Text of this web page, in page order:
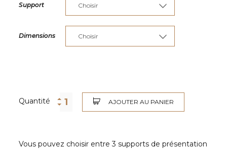
Support
Dimensions
Quantité AJOUTER AU PANIER
Vous pouvez choisir entre 3 supports de présentation